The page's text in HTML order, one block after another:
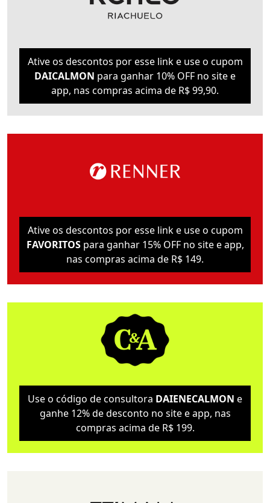
Ative os descontos por esse link e use o cupom
DAICALMON para ganhar 10% OFF no site e
app, nas compras acima de R$ 99,90.
Ative os descontos por esse link e use o cupom
FAVORITOSpara ganhar 15% OFF no site e app,
nas compras acima de R$ 149.
Use o código de consultora DAIENECALMON e
ganhe 12% de desconto no site e app, nas
compras acima de R$ 199.